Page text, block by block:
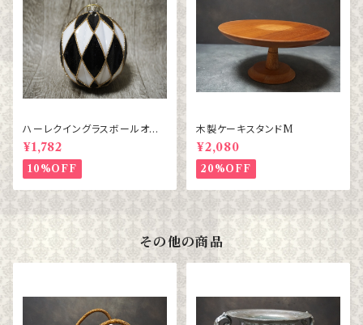
ハーレクイングラスボールオー
ナメント BL/WH ダイヤ
¥1,782
10%OFF
木製ケーキスタンドM
¥2,080
20%OFF
その他の商品